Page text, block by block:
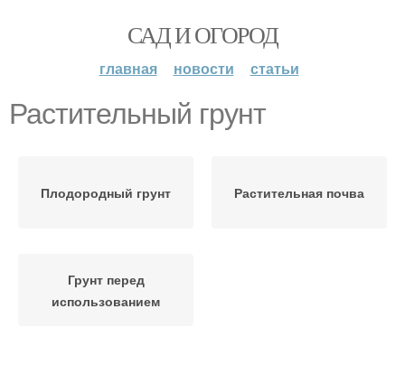
САД И ОГОРОД
главная новости статьи
Растительный грунт
Плодородный грунт Растительная почва
Грунт перед
использованием